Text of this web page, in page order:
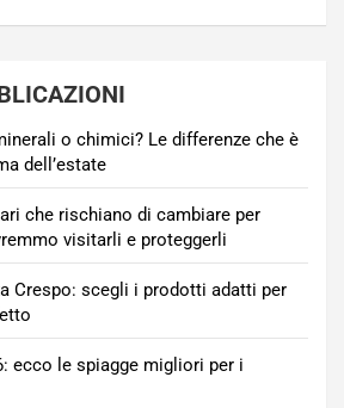
o chimici? Le differenze che è
dell’estate
che rischiano di cambiare per
visitarli e proteggerli
Crespo: scegli i prodotti adatti per
ecco le spiagge migliori per i